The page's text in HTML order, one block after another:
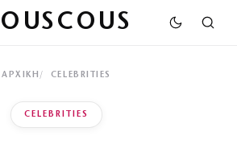
ΑΡΧΙΚΉ CELEBRITIES
CELEBRITIES